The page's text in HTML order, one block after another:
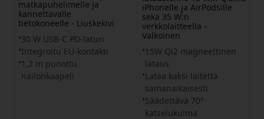
matkapuhelimelle ja
kannettavalle
tietokoneelle - Liuskekivi
30 W USB-C PD-laturi
Integroitu EU-kontakti
1,2 m punottu
nailonkaapeli
iPhonelle ja AirPodsille
sekä 35 W:n
verkkolaitteella -
Valkoinen
15W Qi2 magneettinen
lataus
Lataa kaksi laitetta
samanaikaisesti
Säädettävä 70°
katselukulma